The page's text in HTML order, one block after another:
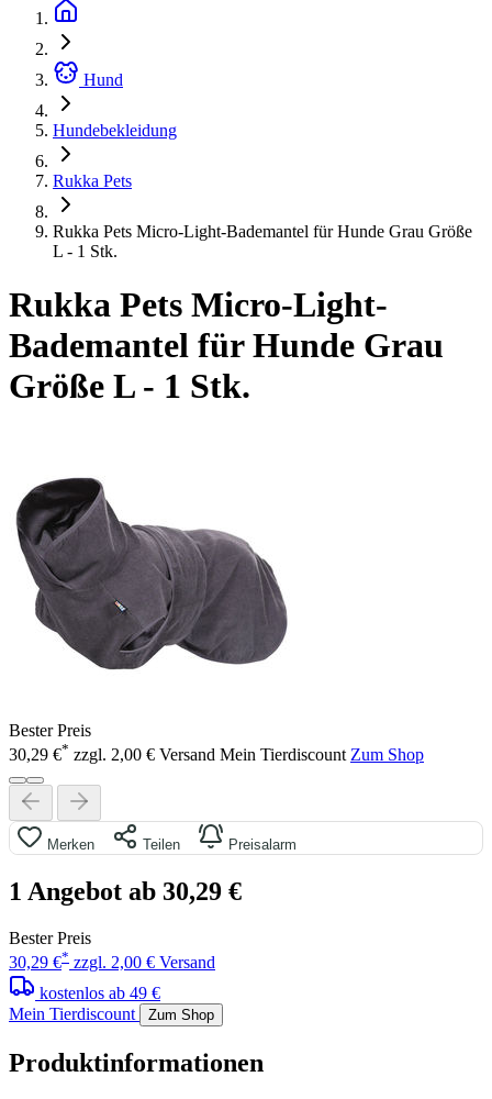
Hund
Hundebekleidung
Rukka Pets
Rukka Pets Micro-Light-Bademantel für Hunde Grau Größe
L - 1 Stk.
Rukka Pets Micro-Light-
Bademantel für Hunde Grau
Größe L - 1 Stk.
Bester Preis
30,29 €* zzgl. 2,00 € Versand Mein Tierdiscount Zum Shop
Merken Teilen Preisalarm
1 Angebot ab 30,29 €
Bester Preis
30,29 €* zzgl. 2,00 € Versand
kostenlos ab 49 €
Mein Tierdiscount
Zum Shop
Produktinformationen